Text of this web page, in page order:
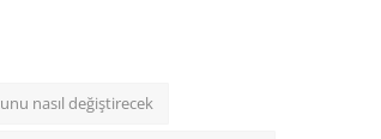
nasıl değiştirecek